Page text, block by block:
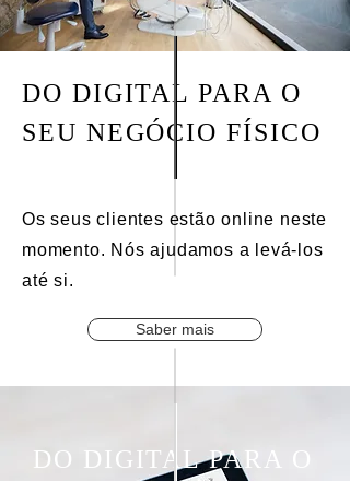
DO DIGITAL PARA O
SEU NEGÓCIO FÍSICO
Os seus clientes estão online neste
momento. Nós ajudamos a levá-los
até si.
Saber mais
DO DIGITAL PARA O